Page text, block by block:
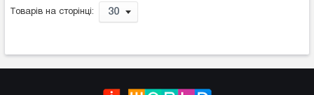
Товарів на сторінці: 30